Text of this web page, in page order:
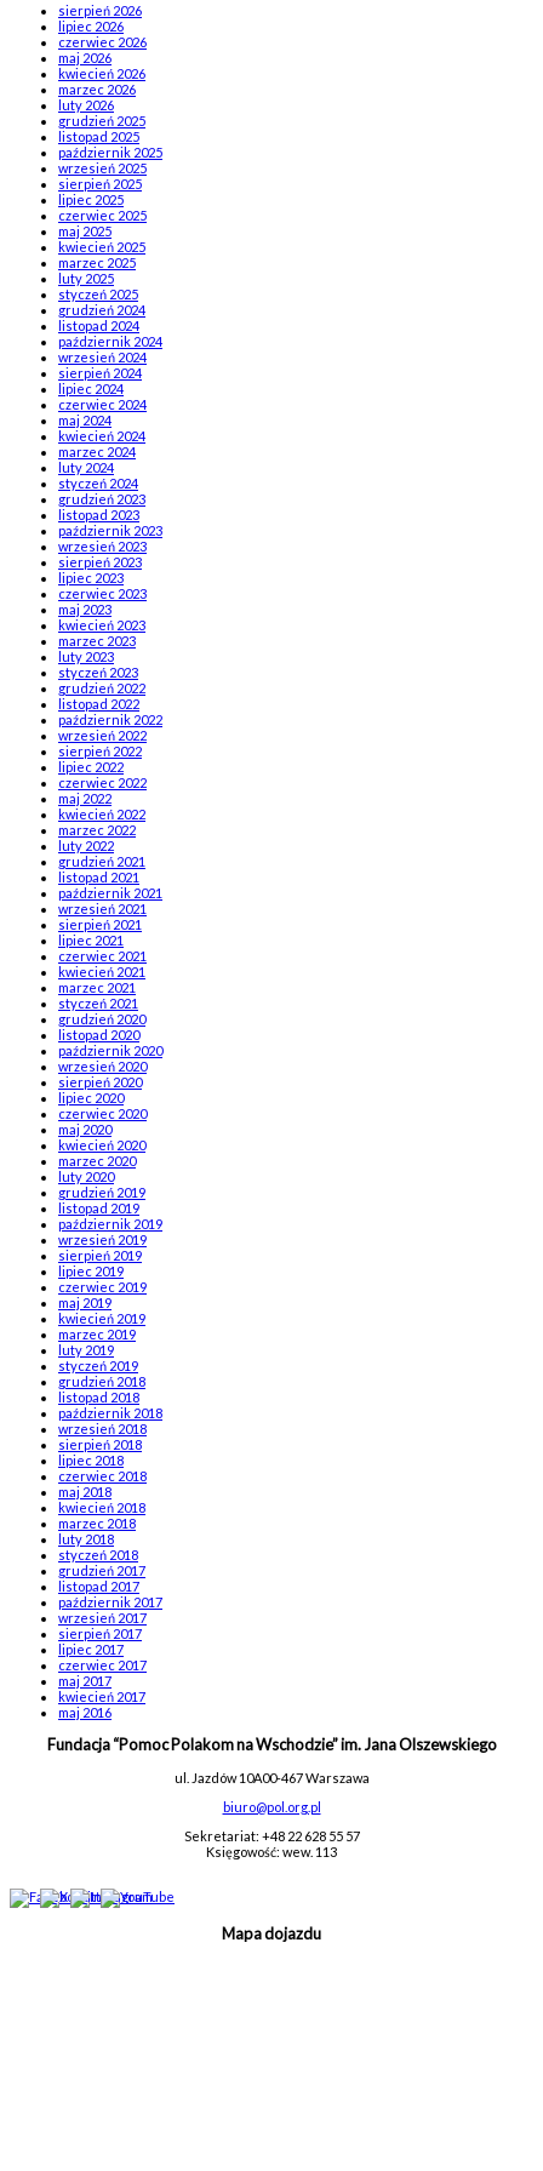
sierpień 2026
lipiec 2026
czerwiec 2026
maj 2026
kwiecień 2026
marzec 2026
luty 2026
grudzień 2025
listopad 2025
październik 2025
wrzesień 2025
sierpień 2025
lipiec 2025
czerwiec 2025
maj 2025
kwiecień 2025
marzec 2025
luty 2025
styczeń 2025
grudzień 2024
listopad 2024
październik 2024
wrzesień 2024
sierpień 2024
lipiec 2024
czerwiec 2024
maj 2024
kwiecień 2024
marzec 2024
luty 2024
styczeń 2024
grudzień 2023
listopad 2023
październik 2023
wrzesień 2023
sierpień 2023
lipiec 2023
czerwiec 2023
maj 2023
kwiecień 2023
marzec 2023
luty 2023
styczeń 2023
grudzień 2022
listopad 2022
październik 2022
wrzesień 2022
sierpień 2022
lipiec 2022
czerwiec 2022
maj 2022
kwiecień 2022
marzec 2022
luty 2022
grudzień 2021
listopad 2021
październik 2021
wrzesień 2021
sierpień 2021
lipiec 2021
czerwiec 2021
kwiecień 2021
marzec 2021
styczeń 2021
grudzień 2020
listopad 2020
październik 2020
wrzesień 2020
sierpień 2020
lipiec 2020
czerwiec 2020
maj 2020
kwiecień 2020
marzec 2020
luty 2020
grudzień 2019
listopad 2019
październik 2019
wrzesień 2019
sierpień 2019
lipiec 2019
czerwiec 2019
maj 2019
kwiecień 2019
marzec 2019
luty 2019
styczeń 2019
grudzień 2018
listopad 2018
październik 2018
wrzesień 2018
sierpień 2018
lipiec 2018
czerwiec 2018
maj 2018
kwiecień 2018
marzec 2018
luty 2018
styczeń 2018
grudzień 2017
listopad 2017
październik 2017
wrzesień 2017
sierpień 2017
lipiec 2017
czerwiec 2017
maj 2017
kwiecień 2017
maj 2016
Fundacja “Pomoc Polakom na Wschodzie” im. Jana Olszewskiego
ul. Jazdów 10A00-467 Warszawa
biuro@pol.org.pl
Sekretariat: +48 22 628 55 57
Księgowość: wew. 113
Mapa dojazdu